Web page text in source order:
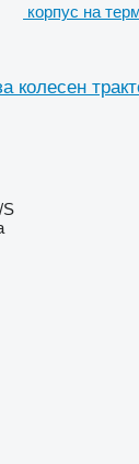
корпус на
колесен
S